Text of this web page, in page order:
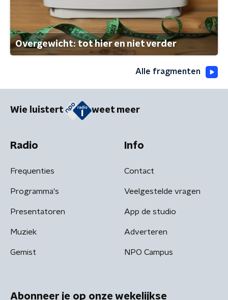
Overgewicht: tot hier en niet verder
Alle fragmenten
Wie luistert weet meer
Radio
Frequenties
Programma's
Presentatoren
Muziek
Gemist
Info
Contact
Veelgestelde vragen
App de studio
Adverteren
NPO Campus
Abonneer je op onze wekelijkse